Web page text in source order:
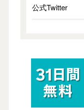
公式Twitter